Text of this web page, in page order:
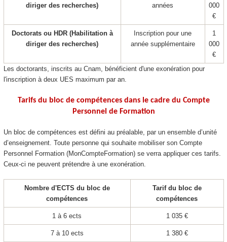
diriger des recherches)
années
000
€
Doctorats ou HDR (Habilitation à
diriger des recherches)
Inscription pour une
année supplémentaire
1
000
€
Les doctorants, inscrits au Cnam, bénéficient d'une exonération pour
l'inscription à deux UES maximum par an.
Tarifs du bloc de compétencesdans le cadre du Compte
Personnel de Formation
Un bloc de compétences est défini au préalable, par un ensemble d’unité
d’enseignement. Toute personne qui souhaite mobiliser son Compte
Personnel Formation (MonCompteFormation) se verra appliquer ces tarifs.
Ceux‐ci ne peuvent prétendre à une exonération.
Nombre d'ECTS du bloc de
compétences
Tarif du bloc de
compétences
1 à 6 ects 1 035 €
7 à 10 ects 1 380 €